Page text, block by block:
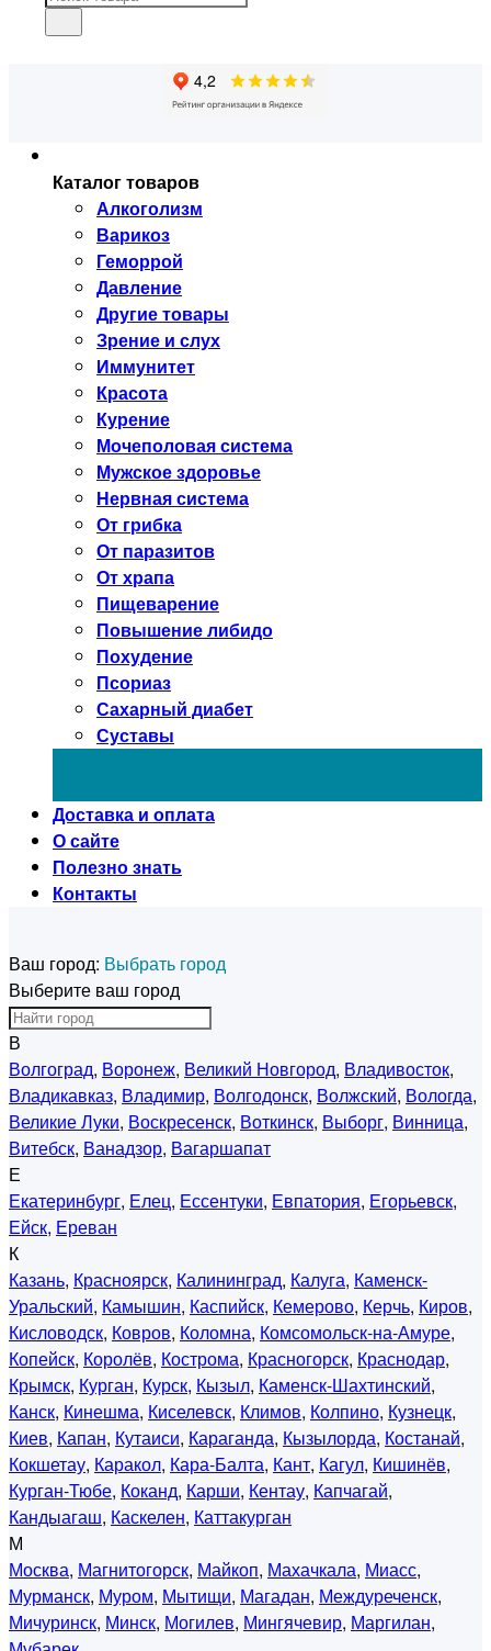
Каталог товаров
Алкоголизм
Варикоз
Геморрой
Давление
Другие товары
Зрение и слух
Иммунитет
Красота
Курение
Мочеполовая система
Мужское здоровье
Нервная система
От грибка
От паразитов
От храпа
Пищеварение
Повышение либидо
Похудение
Псориаз
Сахарный диабет
Суставы
Доставка и оплата
О сайте
Полезно знать
Контакты
Ваш город: Выбрать город
Выберите ваш город
В
Волгоград, Воронеж, Великий Новгород, Владивосток,
Владикавказ, Владимир, Волгодонск, Волжский, Вологда,
Великие Луки, Воскресенск, Воткинск, Выборг, Винница,
Витебск, Ванадзор, Вагаршапат
Е
Екатеринбург, Елец, Ессентуки, Евпатория, Егорьевск,
Ейск, Ереван
К
Казань, Красноярск, Калининград, Калуга, Каменск-
Уральский, Камышин, Каспийск, Кемерово, Керчь, Киров,
Кисловодск, Ковров, Коломна, Комсомольск-на-Амуре,
Копейск, Королёв, Кострома, Красногорск, Краснодар,
Крымск, Курган, Курск, Кызыл, Каменск-Шахтинский,
Канск, Кинешма, Киселевск, Климов, Колпино, Кузнецк,
Киев, Капан, Кутаиси, Караганда, Кызылорда, Костанай,
Кокшетау, Каракол, Кара-Балта, Кант, Кагул, Кишинёв,
Курган-Тюбе, Коканд, Карши, Кентау, Капчагай,
Кандыагаш, Каскелен, Каттакурган
М
Москва, Магнитогорск, Майкоп, Махачкала, Миасс,
Мурманск, Муром, Мытищи, Магадан, Междуреченск,
Мичуринск, Минск, Могилев, Мингячевир, Маргилан,